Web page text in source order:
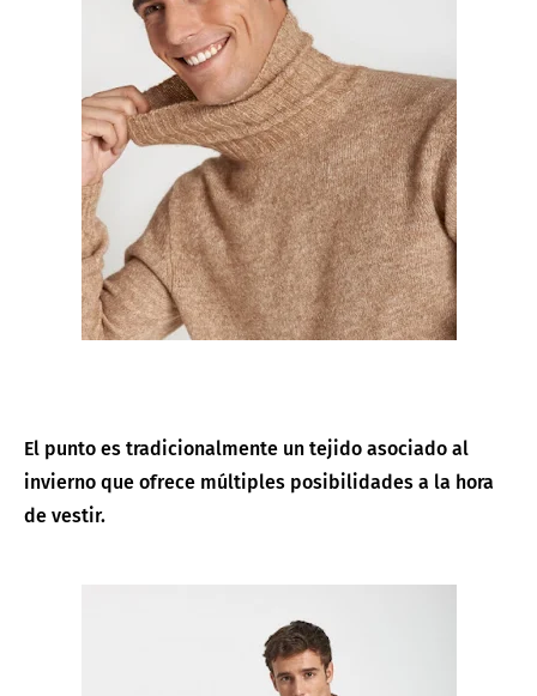
El punto es tradicionalmente un tejido asociado al
invierno que ofrece múltiples posibilidades a la hora
de vestir.